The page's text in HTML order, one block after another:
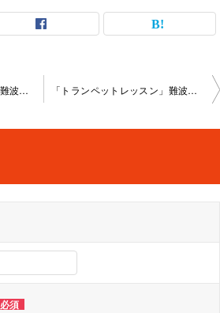
「トランペットレッスン」難波教室2024-12-07-no0029-1143 「トランペットレッスン」難波教室2024-01-25-no0029-1143
必須